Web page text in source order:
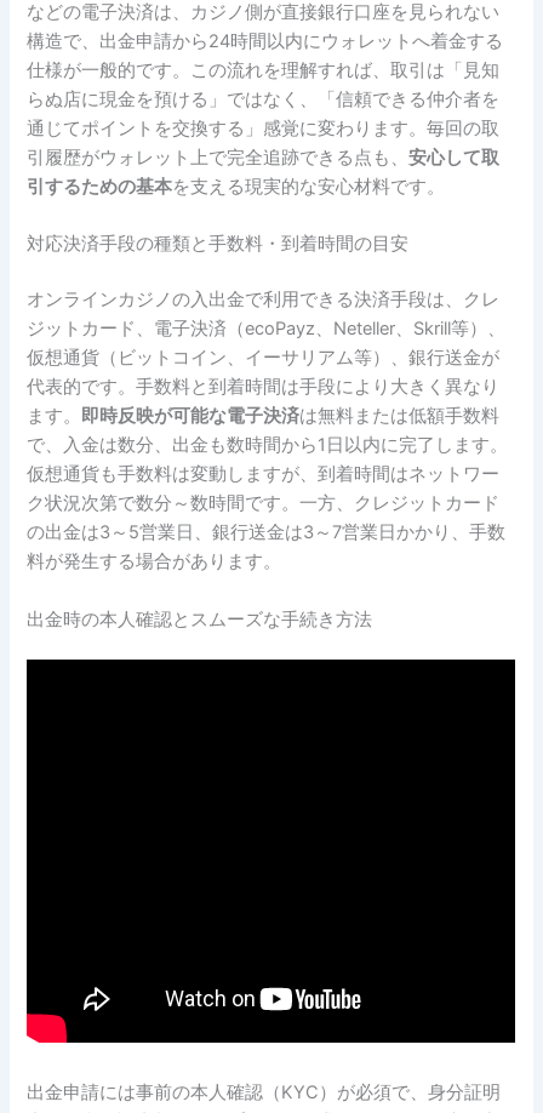
などの電子決済は、カジノ側が直接銀行口座を見られない
構造で、出金申請から24時間以内にウォレットへ着金する
仕様が一般的です。この流れを理解すれば、取引は「見知
らぬ店に現金を預ける」ではなく、「信頼できる仲介者を
通じてポイントを交換する」感覚に変わります。毎回の取
引履歴がウォレット上で完全追跡できる点も、安心して取
引するための基本を支える現実的な安心材料です。
対応決済手段の種類と手数料・到着時間の目安
オンラインカジノの入出金で利用できる決済手段は、クレ
ジットカード、電子決済（ecoPayz、Neteller、Skrill等）、
仮想通貨（ビットコイン、イーサリアム等）、銀行送金が
代表的です。手数料と到着時間は手段により大きく異なり
ます。 即時反映が可能な電子決済は無料または低額手数料
で、入金は数分、出金も数時間から1日以内に完了します。
仮想通貨も手数料は変動しますが、到着時間はネットワー
ク状況次第で数分～数時間です。一方、クレジットカード
の出金は3～5営業日、銀行送金は3～7営業日かかり、手数
料が発生する場合があります。
出金時の本人確認とスムーズな手続き方法
出金申請には事前の本人確認（KYC）が必須で、身分証明